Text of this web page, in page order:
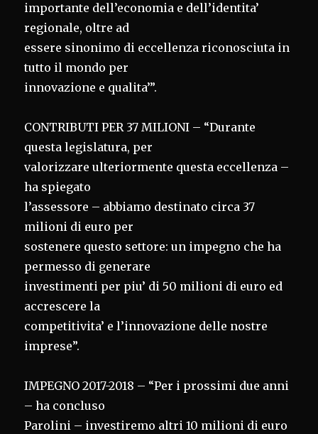
importante dell’economia e dell’identita’
regionale, oltre ad
essere sinonimo di eccellenza riconosciuta in
tutto il mondo per
innovazione e qualita’”.
CONTRIBUTI PER 37 MILIONI – “Durante
questa legislatura, per
valorizzare ulteriormente questa eccellenza –
ha spiegato
l’assessore – abbiamo destinato circa 37
milioni di euro per
sostenere questo settore: un impegno che ha
permesso di generare
investimenti per piu’ di 50 milioni di euro ed
accrescere la
competitivita’ e l’innovazione delle nostre
imprese”.
IMPEGNO 2017-2018 – “Per i prossimi due anni
– ha concluso
Parolini – investiremo altri 10 milioni di euro